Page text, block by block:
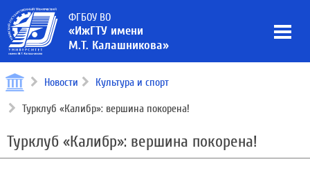
ФГБОУ ВО
«ИжГТУ имени
М.Т. Калашникова»
Новости Культура и спорт
Турклуб «Калибр»: вершина покорена!
Турклуб «Калибр»: вершина покорена!